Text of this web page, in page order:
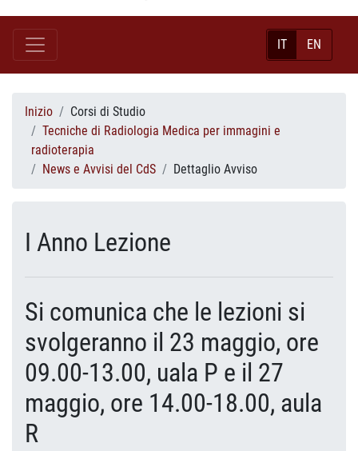
IT EN
Inizio
Corsi di Studio
Tecniche di Radiologia Medica per immagini e
radioterapia
News e Avvisi del CdS
Dettaglio Avviso
I Anno Lezione
Si comunica che le lezioni si
svolgeranno il 23 maggio, ore
09.00-13.00, uala P e il 27
maggio, ore 14.00-18.00, aula
R